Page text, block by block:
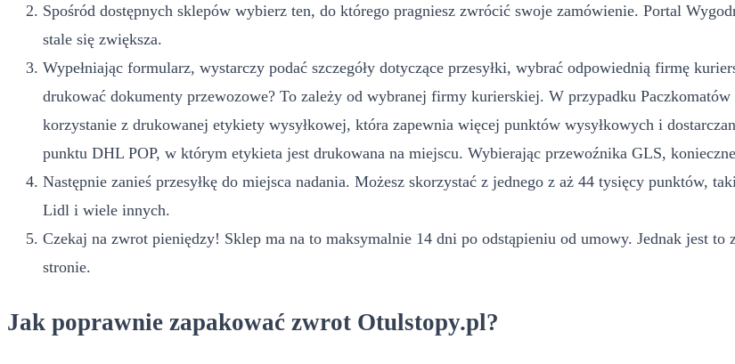
Spośród dostępnych sklepów wybierz ten, do którego pragniesz zwrócić swoje zamówienie. Portal
stale się zwiększa.
Wypełniając formularz, wystarczy podać szczegóły dotyczące przesyłki, wybrać odpowiednią firmę
drukować dokumenty przewozowe? To zależy od wybranej firmy kurierskiej. W przypadku
korzystanie z drukowanej etykiety wysyłkowej, która zapewnia więcej punktów wysyłkowych i
punktu DHL POP, w którym etykieta jest drukowana na miejscu. Wybierając przewoźnika GLS,
Następnie zanieś przesyłkę do miejsca nadania. Możesz skorzystać z jednego z aż 44 tysięcy punktów,
Lidl i wiele innych.
Czekaj na zwrot pieniędzy! Sklep ma na to maksymalnie 14 dni po odstąpieniu od umowy. Jednak jest
stronie.
Jak poprawnie zapakować zwrot Otulstopy.pl?